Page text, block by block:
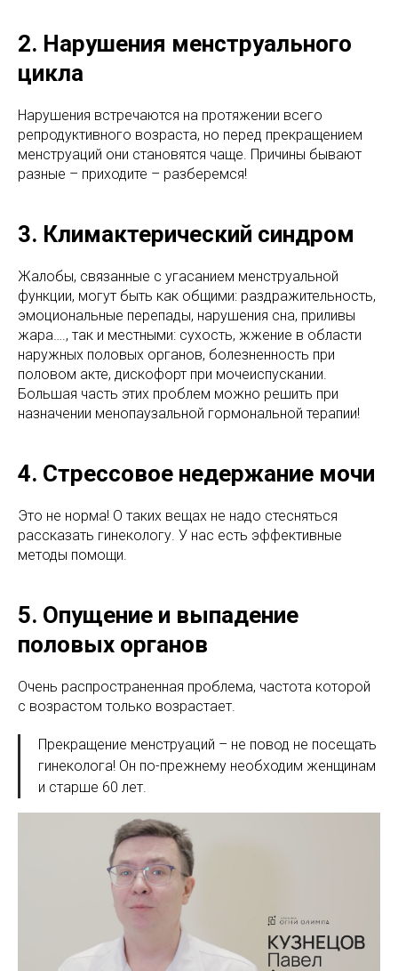
2. Нарушения менструального
цикла
Нарушения встречаются на протяжении всего
репродуктивного возраста, но перед прекращением
менструаций они становятся чаще. Причины бывают
разные – приходите – разберемся!
3. Климактерический синдром
Жалобы, связанные с угасанием менструальной
функции, могут быть как общими: раздражительность,
эмоциональные перепады, нарушения сна, приливы
жара…., так и местными: сухость, жжение в области
наружных половых органов, болезненность при
половом акте, дискофорт при мочеиспускании.
Большая часть этих проблем можно решить при
назначении менопаузальной гормональной терапии!
4. Стрессовое недержание мочи
Это не норма! О таких вещах не надо стесняться
рассказать гинекологу. У нас есть эффективные
методы помощи.
5. Опущение и выпадение
половых органов
Очень распространенная проблема, частота которой
с возрастом только возрастает.
Прекращение менструаций – не повод не посещать
гинеколога! Он по-прежнему необходим женщинам
и старше 60 лет.